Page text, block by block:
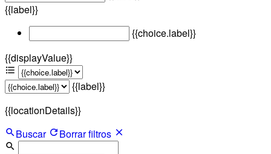
{{label}}
{{choice.label}}
{{displayValue}}
{{label}}
{{locationDetails}}
Buscar
Borrar filtros